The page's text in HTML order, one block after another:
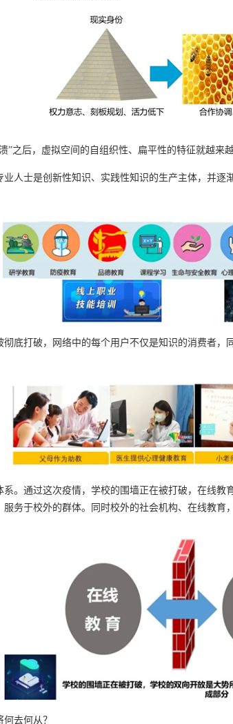
后，虚拟空间的自组织性、扁平性的特征就越来
士是创新性知识、实践性知识的生产主体，并逐
打破，网络中的每个用户不仅是知识的消费者，
通过这次疫情，学校的围墙正在被打破，在线教
务于校外的群体。同时校外的社会机构、在线教育
去何从？